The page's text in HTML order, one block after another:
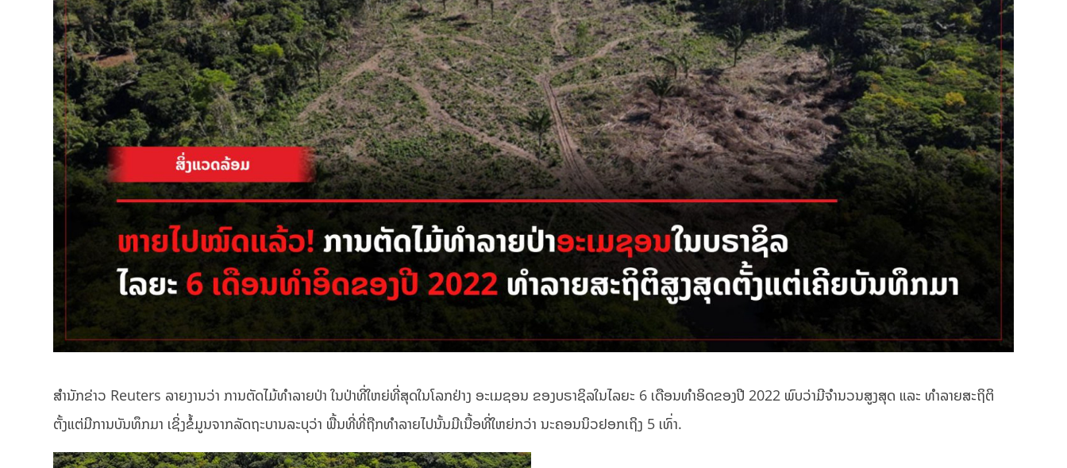
ສຳນັກຂ່າວ Reuters ລາຍງານວ່າ ການຕັດໄມ້ທຳລາຍປ່າ ໃນປ່າທີ່ໃຫຍ່ທີ່ສຸດໃນໂລກຢ່າງ ອະເມຊອນ ຂອງບຣາຊິລໃນໄລຍະ 6 ເດືອນທຳອິດຂອງປີ 2022 ພົບວ່າມີຈຳນວນສູງສຸດ ແລະ ທຳລາຍສະຖິຕິ
ຕັ້ງແຕ່ມີການບັນທຶກມາ ເຊິ່ງຂໍ້ມູນຈາກລັດຖະບານລະບຸວ່າ ພື້ນທີ່ທີ່ຖືກທຳລາຍໄປນັ້ນມີເນື້ອທີ່ໃຫຍ່ກວ່າ ນະຄອນນິວຢອກເຖິງ 5 ເທົ່າ.